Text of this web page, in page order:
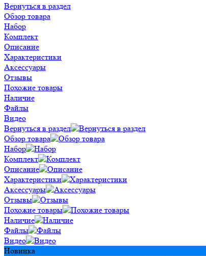
Вернуться в раздел
Обзор товара
Набор
Комплект
Описание
Характеристики
Аксессуары
Отзывы
Похожие товары
Наличие
Файлы
Видео
Вернуться в раздел
Обзор товара
Набор
Комплект
Описание
Характеристики
Аксессуары
Отзывы
Похожие товары
Наличие
Файлы
Видео
Новинка